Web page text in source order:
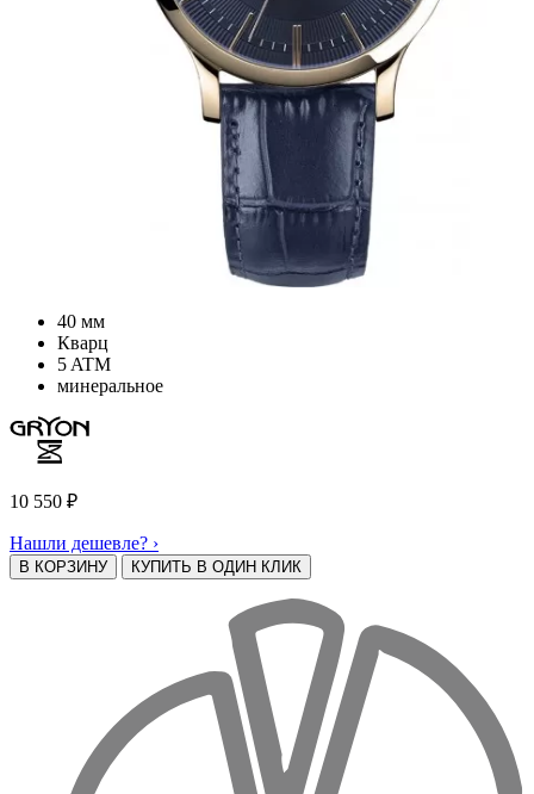
40 мм
Кварц
5 ATM
минеральное
10 550 ₽
Нашли дешевле? ›
В КОРЗИНУ КУПИТЬ В ОДИН КЛИК